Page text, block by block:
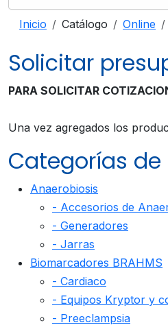
Inicio Catálogo Online
Solicitar
PARA SOLICITAR
Una vez agregados los
Categorías
Anaerobiosis
- Accesorios de
- Generadores
- Jarras
Biomarcadores BRAHMS
- Cardiaco
- Equipos Kryptor y
- Preeclampsia